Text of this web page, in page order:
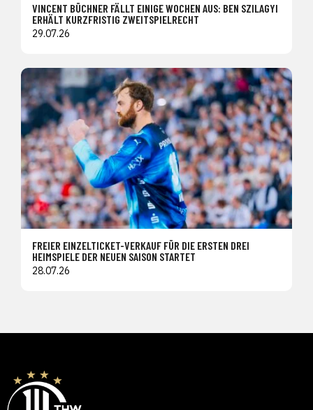
VINCENT BÜCHNER FÄLLT EINIGE WOCHEN AUS: BEN SZILAGYI
ERHÄLT KURZFRISTIG ZWEITSPIELRECHT
29.07.26
FREIER EINZELTICKET-VERKAUF FÜR DIE ERSTEN DREI
HEIMSPIELE DER NEUEN SAISON STARTET
28.07.26